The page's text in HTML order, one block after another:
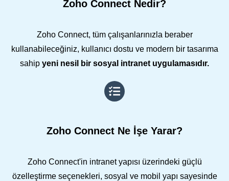
Zoho Connect Nedir?
Zoho Connect, tüm çalışanlarınızla beraber
kullanabileceğiniz, kullanıcı dostu ve modern bir tasarıma
sahip yeni nesil bir sosyal intranet uygulamasıdır.
Zoho Connect Ne İşe Yarar?
Zoho Connect'in intranet yapısı üzerindeki güçlü
özelleştirme seçenekleri, sosyal ve mobil yapı sayesinde